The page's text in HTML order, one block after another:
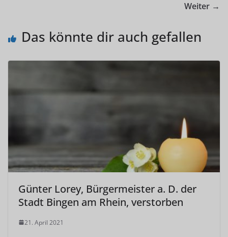
Weiter →
Das könnte dir auch gefallen
Günter Lorey, Bürgermeister a. D. der
Stadt Bingen am Rhein, verstorben
21. April 2021